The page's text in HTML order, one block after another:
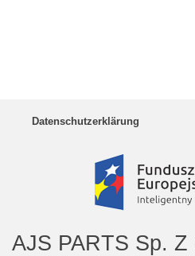
Datenschutzerklärung
AJS PARTS Sp.